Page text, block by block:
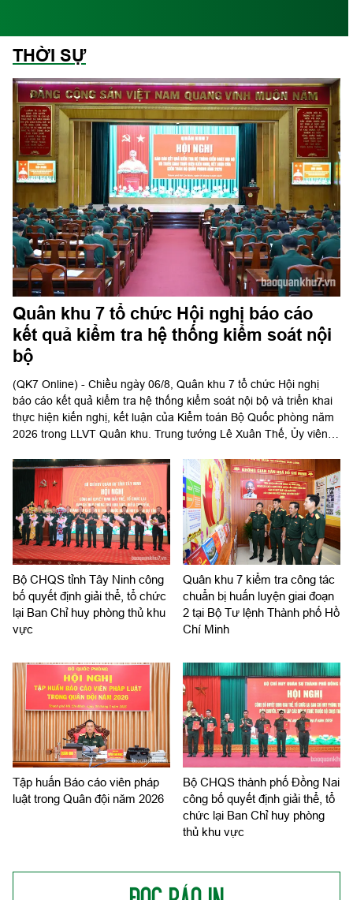
THỜI SỰ
Quân khu 7 tổ chức Hội nghị báo cáo
kết quả kiểm tra hệ thống kiểm soát nội
bộ
(QK7 Online) - Chiều ngày 06/8, Quân khu 7 tổ chức Hội nghị
báo cáo kết quả kiểm tra hệ thống kiểm soát nội bộ và triển khai
thực hiện kiến nghị, kết luận của Kiểm toán Bộ Quốc phòng năm
2026 trong LLVT Quân khu. Trung tướng Lê Xuân Thế, Ủy viên
Phó Bí thư Đảng ủy, Tư lệnh Quân khu chủ trì hội nghị.
Bộ CHQS tỉnh Tây Ninh công
bố quyết định giải thể, tổ chức
lại Ban Chỉ huy phòng thủ khu
vực
Quân khu 7 kiểm tra công tác
chuẩn bị huấn luyện giai đoạn
2 tại Bộ Tư lệnh Thành phố Hồ
Chí Minh
Tập huấn Báo cáo viên pháp
luật trong Quân đội năm 2026
Bộ CHQS thành phố Đồng Nai
công bố quyết định giải thể, tổ
chức lại Ban Chỉ huy phòng
thủ khu vực